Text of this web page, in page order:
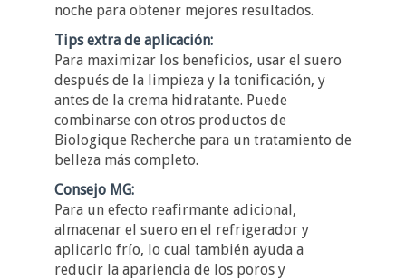
noche para obtener mejores resultados.
Tips extra de aplicación:
Para maximizar los beneficios, usar el suero
después de la limpieza y la tonificación, y
antes de la crema hidratante. Puede
combinarse con otros productos de
Biologique Recherche para un tratamiento de
belleza más completo.
Consejo MG:
Para un efecto reafirmante adicional,
almacenar el suero en el refrigerador y
aplicarlo frío, lo cual también ayuda a
reducir la apariencia de los poros y